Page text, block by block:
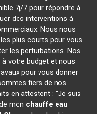
7j/7 pour répondre à
des interventions à
Nous nous
plus courts pour vous
les perturbations. Nos
votre budget et nous
pour vous donner
fiers de nos
en attestent : "Je suis
mon chauffe eau